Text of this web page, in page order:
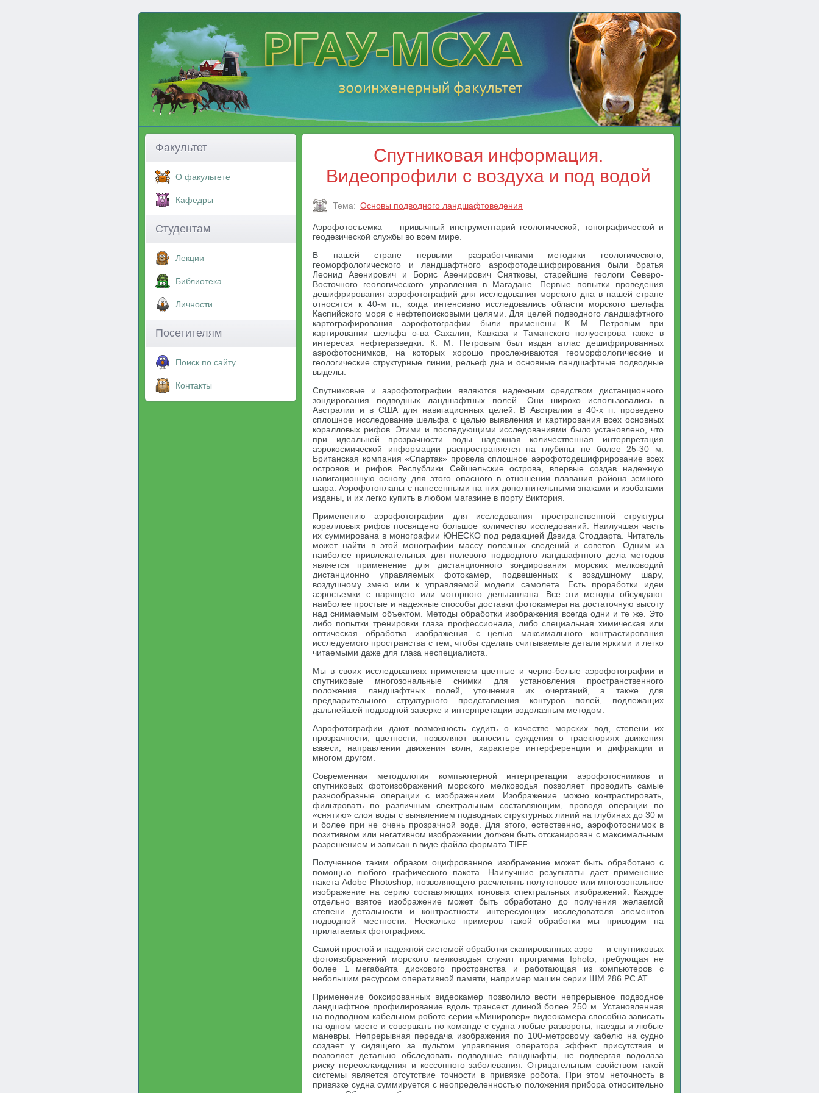
Факультет
О факультете
Кафедры
Студентам
Лекции
Библиотека
Личности
Посетителям
Поиск по сайту
Контакты
Спутниковая информация.
Видеопрофили с воздуха и под водой
Тема: Основы подводного ландшафтоведения
Аэрофотосъемка — привычный инструментарий геологической, топографической и
геодезической службы во всем мире.
В нашей стране первыми разработчиками методики геологического,
геоморфологического и ландшафтного аэрофотодешифрирования были братья
Леонид Авенирович и Борис Авенирович Снятковы, старейшие геологи Северо-
Восточного геологического управления в Магадане. Первые попытки проведения
дешифрирования аэрофотографий для исследования морского дна в нашей стране
относятся к 40-м гг., когда интенсивно исследовались области морского шельфа
Каспийского моря с нефтепоисковыми целями. Для целей подводного ландшафтного
картографирования аэрофотографии были применены К. М. Петровым при
картировании шельфа о-ва Сахалин, Кавказа и Таманского полуострова также в
интересах нефтеразведки. К. М. Петровым был издан атлас дешифрированных
аэрофотоснимков, на которых хорошо прослеживаются геоморфологические и
геологические структурные линии, рельеф дна и основные ландшафтные подводные
выделы.
Спутниковые и аэрофотографии являются надежным средством дистанционного
зондирования подводных ландшафтных полей. Они широко использовались в
Австралии и в США для навигационных целей. В Австралии в 40-х гг. проведено
сплошное исследование шельфа с целью выявления и картирования всех основных
коралловых рифов. Этими и последующими исследованиями было установлено, что
при идеальной прозрачности воды надежная количественная интерпретация
аэрокосмической информации распространяется на глубины не более 25-30 м.
Британская компания «Спартак» провела сплошное аэрофотодешифрирование всех
островов и рифов Республики Сейшельские острова, впервые создав надежную
навигационную основу для этого опасного в отношении плавания района земного
шара. Аэрофотопланы с нанесенными на них дополнительными знаками и изобатами
изданы, и их легко купить в любом магазине в порту Виктория.
Применению аэрофотографии для исследования пространственной структуры
коралловых рифов посвящено большое количество исследований. Наилучшая часть
их суммирована в монографии ЮНЕСКО под редакцией Дэвида Стоддарта. Читатель
может найти в этой монографии массу полезных сведений и советов. Одним из
наиболее привлекательных для полевого подводного ландшафтного дела методов
является применение для дистанционного зондирования морских мелководий
дистанционно управляемых фотокамер, подвешенных к воздушному шару,
воздушному змею или к управляемой модели самолета. Есть проработки идеи
аэросъемки с парящего или моторного дельтаплана. Все эти методы обсуждают
наиболее простые и надежные способы доставки фотокамеры на достаточную высоту
над снимаемым объектом. Методы обработки изображения всегда одни и те же. Это
либо попытки тренировки глаза профессионала, либо специальная химическая или
оптическая обработка изображения с целью максимального контрастирования
исследуемого пространства с тем, чтобы сделать считываемые детали яркими и легко
читаемыми даже для глаза неспециалиста.
Мы в своих исследованиях применяем цветные и черно-белые аэрофотографии и
спутниковые многозональные снимки для установления пространственного
положения ландшафтных полей, уточнения их очертаний, а также для
предварительного структурного представления контуров полей, подлежащих
дальнейшей подводной заверке и интерпретации водолазным методом.
Аэрофотографии дают возможность судить о качестве морских вод, степени их
прозрачности, цветности, позволяют выносить суждения о траекториях движения
взвеси, направлении движения волн, характере интерференции и дифракции и
многом другом.
Современная методология компьютерной интерпретации аэрофотоснимков и
спутниковых фотоизображений морского мелководья позволяет проводить самые
разнообразные операции с изображением. Изображение можно контрастировать,
фильтровать по различным спектральным составляющим, проводя операции по
«снятию» слоя воды с выявлением подводных структурных линий на глубинах до 30 м
и более при не очень прозрачной воде. Для этого, естественно, аэрофотоснимок в
позитивном или негативном изображении должен быть отсканирован с максимальным
разрешением и записан в виде файла формата TIFF.
Полученное таким образом оцифрованное изображение может быть обработано с
помощью любого графического пакета. Наилучшие результаты дает применение
пакета Adobe Photoshop, позволяющего расчленять полутоновое или многозональное
изображение на серию составляющих тоновых спектральных изображений. Каждое
отдельно взятое изображение может быть обработано до получения желаемой
степени детальности и контрастности интересующих исследователя элементов
подводной местности. Несколько примеров такой обработки мы приводим на
прилагаемых фотографиях.
Самой простой и надежной системой обработки сканированных аэро — и спутниковых
фотоизображений морского мелководья служит программа Iphoto, требующая не
более 1 мегабайта дискового пространства и работающая из компьютеров с
небольшим ресурсом оперативной памяти, например машин серии ШМ 286 PC AT.
Применение боксированных видеокамер позволило вести непрерывное подводное
ландшафтное профилирование вдоль трансект длиной более 250 м. Установленная
на подводном кабельном роботе серии «Минировер» видеокамера способна зависать
на одном месте и совершать по команде с судна любые развороты, наезды и любые
маневры. Непрерывная передача изображения по 100-метровому кабелю на судно
создает у сидящего за пультом управления оператора эффект присутствия и
позволяет детально обследовать подводные ландшафты, не подвергая водолаза
риску переохлаждения и кессонного заболевания. Отрицательным свойством такой
системы является отсутствие точности в привязке робота. При этом неточность в
привязке судна суммируется с неопределенностью положения прибора относительно